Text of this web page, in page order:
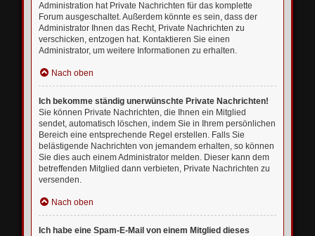
Administration hat Private Nachrichten für das komplette
Forum ausgeschaltet. Außerdem könnte es sein, dass der
Administrator Ihnen das Recht, Private Nachrichten zu
verschicken, entzogen hat. Kontaktieren Sie einen
Administrator, um weitere Informationen zu erhalten.
Nach oben
Ich bekomme ständig unerwünschte Private Nachrichten!
Sie können Private Nachrichten, die Ihnen ein Mitglied
sendet, automatisch löschen, indem Sie in Ihrem persönlichen
Bereich eine entsprechende Regel erstellen. Falls Sie
belästigende Nachrichten von jemandem erhalten, so können
Sie dies auch einem Administrator melden. Dieser kann dem
betreffenden Mitglied dann verbieten, Private Nachrichten zu
versenden.
Nach oben
Ich habe eine Spam-E-Mail von einem Mitglied dieses